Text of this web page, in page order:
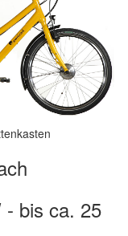
- bis ca. 25